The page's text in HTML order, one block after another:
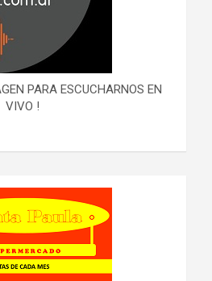
PARA ESCUCHARNOS EN
VIVO !